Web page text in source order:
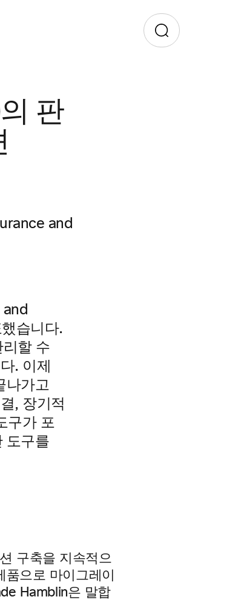
판
습니다.
할 수
. 이제
나가고
, 장기적
구가 포
도구를
구축을 지속적으
으로 마이그레이
Hamblin은 말합